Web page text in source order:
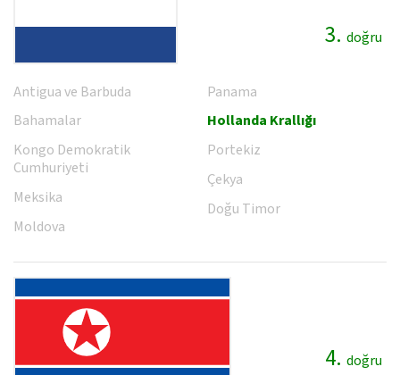
3. doğru
Antigua ve Barbuda
Bahamalar
Kongo Demokratik
Cumhuriyeti
Meksika
Moldova
Panama
Hollanda Krallığı
Portekiz
Çekya
Doğu Timor
4. doğru